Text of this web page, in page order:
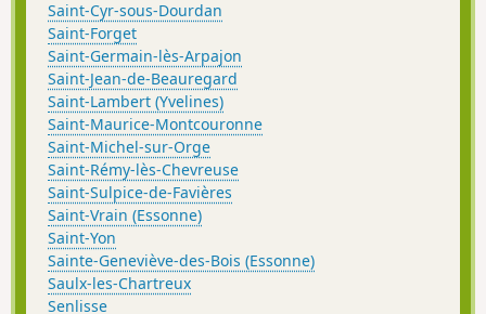
Saint-Cyr-sous-Dourdan
Saint-Forget
Saint-Germain-lès-Arpajon
Saint-Jean-de-Beauregard
Saint-Lambert (Yvelines)
Saint-Maurice-Montcouronne
Saint-Michel-sur-Orge
Saint-Rémy-lès-Chevreuse
Saint-Sulpice-de-Favières
Saint-Vrain (Essonne)
Saint-Yon
Sainte-Geneviève-des-Bois (Essonne)
Saulx-les-Chartreux
Senlisse